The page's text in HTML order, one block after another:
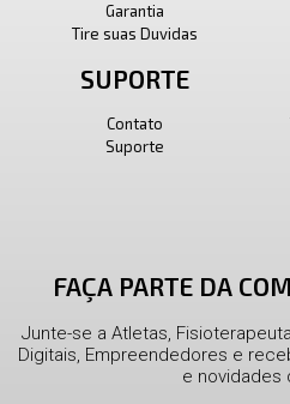
Garantia
Tire suas Duvidas
SUPORTE
Contato
Suporte
FAÇA PARTE DA
Junte-se a Atletas,
Digitais, Empreendedores e
e novidades